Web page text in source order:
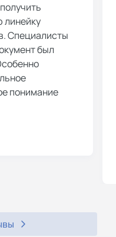
ней
серии
при
линейку
Специалисты
был
понимание